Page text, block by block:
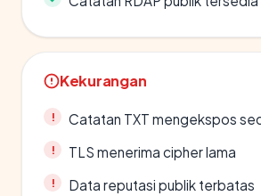
Kekurangan
Catatan TXT mengekspos
TLS menerima cipher lama
Data reputasi publik terbatas